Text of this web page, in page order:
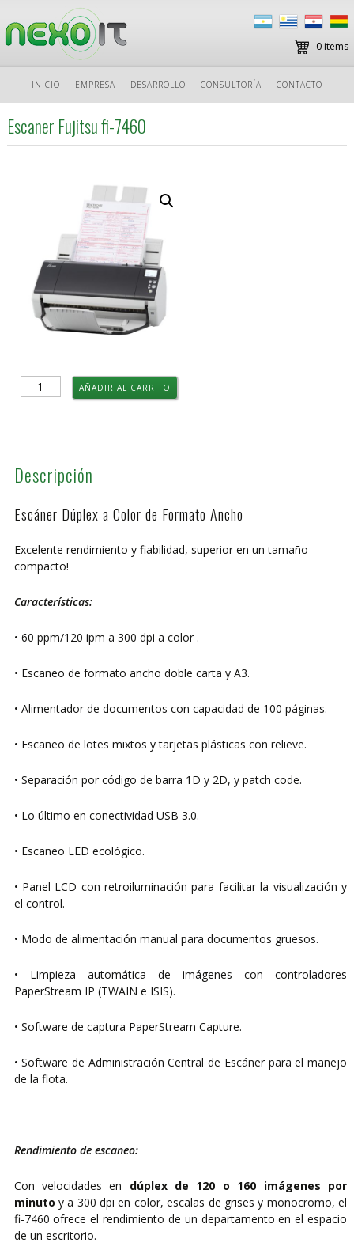
al
contenido
INICIO EMPRESA DESARROLLO CONSULTORÍA CONTACTO
0 items
Escaner Fujitsu fi-7460
Escaner
Fujitsu
AÑADIR AL CARRITO
Descripción
Escáner Dúplex a Color de Formato Ancho
Excelente rendimiento y fiabilidad, superior en un tamaño
compacto!
Características:
• 60 ppm/120 ipm a 300 dpi a color .
• Escaneo de formato ancho doble carta y A3.
• Alimentador de documentos con capacidad de 100 páginas.
• Escaneo de lotes mixtos y tarjetas plásticas con relieve.
• Separación por código de barra 1D y 2D, y patch code.
• Lo último en conectividad USB 3.0.
• Escaneo LED ecológico.
• Panel LCD con retroiluminación para facilitar la visualización y
el control.
• Modo de alimentación manual para documentos gruesos.
• Limpieza automática de imágenes con controladores
PaperStream IP (TWAIN e ISIS).
• Software de captura PaperStream Capture.
• Software de Administración Central de Escáner para el manejo
de la flota.
Rendimiento de escaneo:
Con velocidades en dúplex de 120 o 160 imágenes por
minuto y a 300 dpi en color, escalas de grises y monocromo, el
fi-7460 ofrece el rendimiento de un departamento en el espacio
de un escritorio.